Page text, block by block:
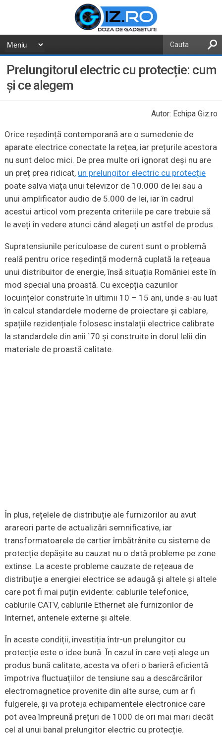
Prelungitorul electric cu protecție: cum
și ce alegem
Autor: Echipa Giz.ro
Orice reședință contemporană are o sumedenie de
aparate electrice conectate la rețea, iar prețurile acestora
nu sunt deloc mici. De prea multe ori ignorat deși nu are
un preț prea ridicat, un prelungitor electric cu protecție
poate salva viața unui televizor de 10.000 de lei sau a
unui amplificator audio de 5.000 de lei, iar în cadrul
acestui articol vom prezenta criteriile pe care trebuie să
le aveți în vedere atunci când alegeți un astfel de produs.
Supratensiunile periculoase de curent sunt o problemă
reală pentru orice reședință modernă cuplată la rețeaua
unui distribuitor de energie, însă situația României este în
mod special una proastă. Cu excepția cazurilor
locuințelor construite în ultimii 10 – 15 ani, unde s-au luat
în calcul standardele moderne de proiectare și cablare,
spațiile rezidențiale folosesc instalații electrice calibrate
la standardele din anii `70 și construite în dorul lelii din
materiale de proastă calitate.
În plus, rețelele de distribuție ale furnizorilor au avut
arareori parte de actualizări semnificative, iar
transformatoarele de cartier îmbătrânite cu sisteme de
protecție depășite au cauzat nu o dată probleme pe zone
extinse. La aceste probleme cauzate de rețeaua de
distribuție a energiei electrice se adaugă și altele și altele
care pot fi mai puțin evidente: cablurile telefonice,
cablurile CATV, cablurile Ethernet ale furnizorilor de
Internet, antenele externe și altele.
În aceste condiții, investiția într-un prelungitor cu
protecție este o idee bună. În cazul în care veți alege un
produs bună calitate, acesta va oferi o barieră eficientă
împotriva fluctuațiilor de tensiune sau a descărcărilor
electromagnetice provenite din alte surse, cum ar fi
fulgerele, și va proteja echipamentele electronice care
pot avea împreună prețuri de 1000 de ori mai mari decât
cel al unui banal prelungitor electric cu protecție.